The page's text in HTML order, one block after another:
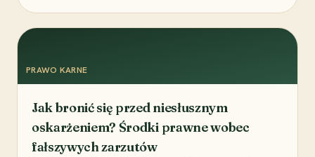
PRAWO KARNE
Jak bronić się przed niesłusznym
oskarżeniem? Środki prawne wobec
fałszywych zarzutów